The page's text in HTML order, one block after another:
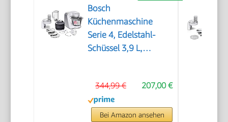
Bosch
Küchenmaschine
Serie 4, Edelstahl-
Schüssel 3,9 L,
Edelstahl
spülmaschinenfest,
Mixer 1,25 L,
207,00 €
344,99 €
Bei Amazon ansehen